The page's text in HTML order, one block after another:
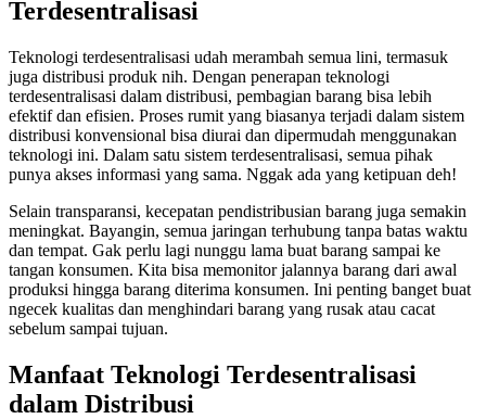
Terdesentralisasi
Teknologi terdesentralisasi udah merambah semua lini, termasuk
juga distribusi produk nih. Dengan penerapan teknologi
terdesentralisasi dalam distribusi, pembagian barang bisa lebih
efektif dan efisien. Proses rumit yang biasanya terjadi dalam sistem
distribusi konvensional bisa diurai dan dipermudah menggunakan
teknologi ini. Dalam satu sistem terdesentralisasi, semua pihak
punya akses informasi yang sama. Nggak ada yang ketipuan deh!
Selain transparansi, kecepatan pendistribusian barang juga semakin
meningkat. Bayangin, semua jaringan terhubung tanpa batas waktu
dan tempat. Gak perlu lagi nunggu lama buat barang sampai ke
tangan konsumen. Kita bisa memonitor jalannya barang dari awal
produksi hingga barang diterima konsumen. Ini penting banget buat
ngecek kualitas dan menghindari barang yang rusak atau cacat
sebelum sampai tujuan.
Manfaat Teknologi Terdesentralisasi
dalam Distribusi